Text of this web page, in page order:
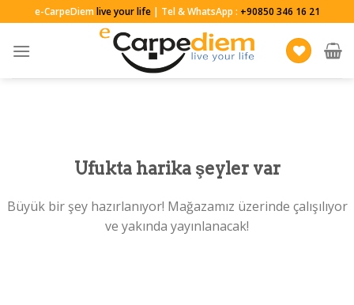
to
content
e-CarpeDiemlive your life| Tel & WhatsApp : +90850 346 16 21
Ufukta harika şeyler var
Büyük bir şey hazırlanıyor! Mağazamız üzerinde çalışılıyor
ve yakında yayınlanacak!